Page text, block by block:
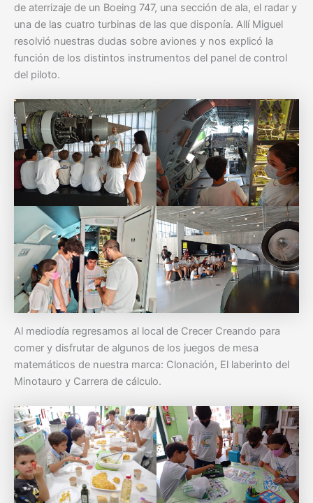
de aterrizaje de un Boeing 747, una sección de ala, el radar y
una de las cuatro turbinas de las que disponía. Allí Miguel
resolvió nuestras dudas sobre aviones y nos explicó la
función de los distintos instrumentos del panel de control
del piloto.
Al mediodía regresamos al local de Crecer Creando para
comer y disfrutar de algunos de los juegos de mesa
matemáticos de nuestra marca: Clonación, El laberinto del
Minotauro y Carrera de cálculo.